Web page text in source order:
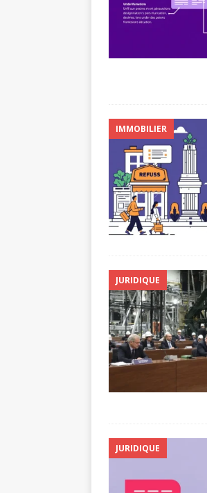
IMMOBILIER
JURIDIQUE
JURIDIQUE